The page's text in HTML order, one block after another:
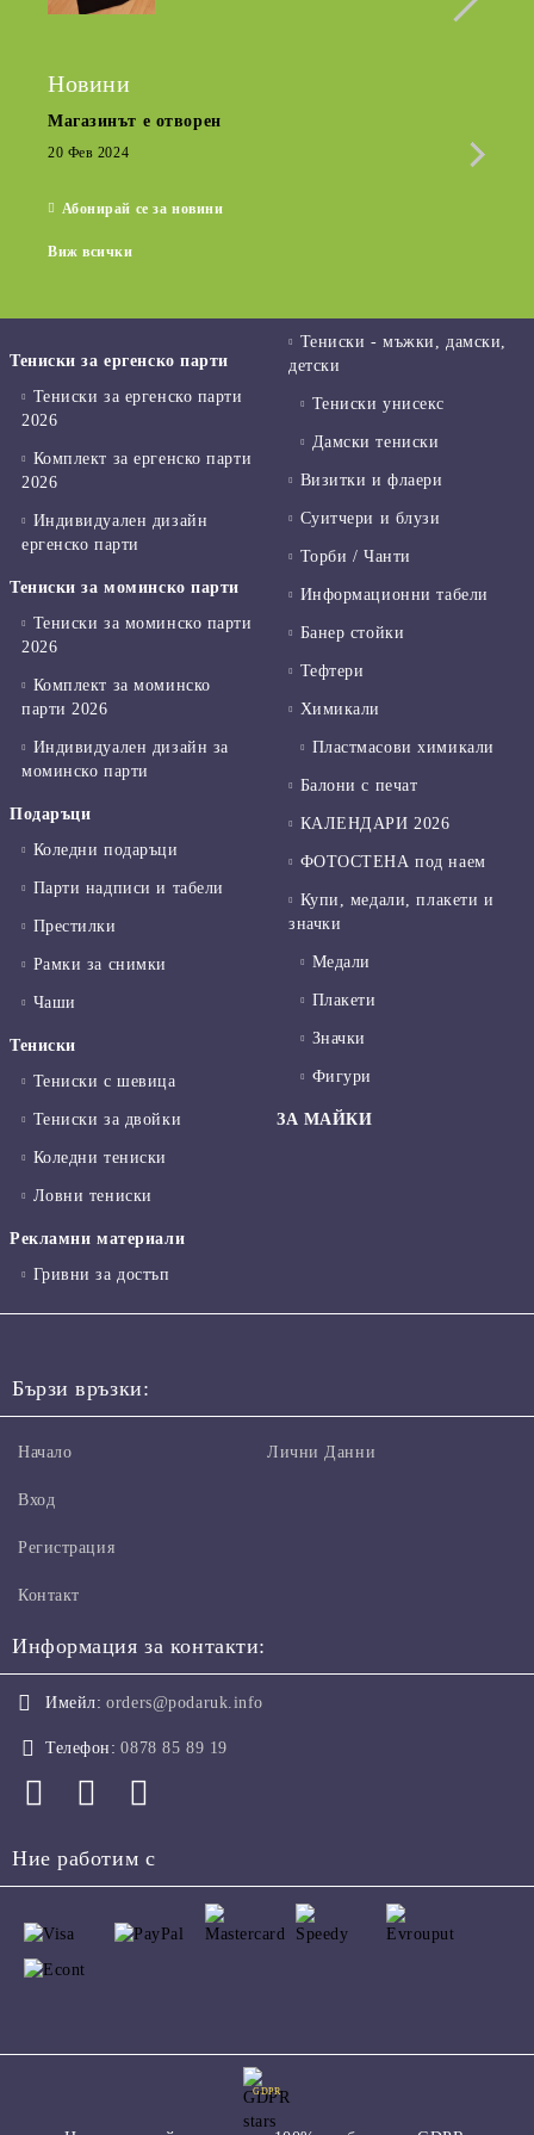
Новини
Магазинът е отворен
20 Фев 2024
Абонирай се за новини
Виж всички
Тениски за ергенско парти
Тениски за ергенско парти
2026
Комплект за ергенско парти
2026
Индивидуален дизайн
ергенско парти
Тениски за моминско парти
Тениски за моминско парти
2026
Комплект за моминско
парти 2026
Индивидуален дизайн за
моминско парти
Подаръци
Коледни подаръци
Парти надписи и табели
Престилки
Рамки за снимки
Чаши
Тениски
Тениски с шевица
Тениски за двойки
Коледни тениски
Ловни тениски
Рекламни материали
Гривни за достъп
Тениски - мъжки, дамски,
детски
Тениски унисекс
Дамски тениски
Визитки и флаери
Суитчери и блузи
Торби / Чанти
Информационни табели
Банер стойки
Тефтери
Химикали
Пластмасови химикали
Балони с печат
КАЛЕНДАРИ 2026
ФОТОСТЕНА под наем
Купи, медали, плакети и
значки
Медали
Плакети
Значки
Фигури
ЗА МАЙКИ
Бързи връзки:
Начало
Вход
Регистрация
Контакт
Лични Данни
Информация за контакти:
Имейл: orders@podaruk.info
Телефон: 0878 85 89 19
Ние работим с
GDPR